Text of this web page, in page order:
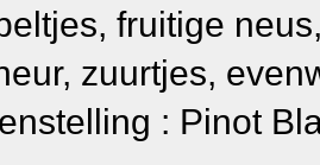
fruitige
zuurtjes,
: Pinot